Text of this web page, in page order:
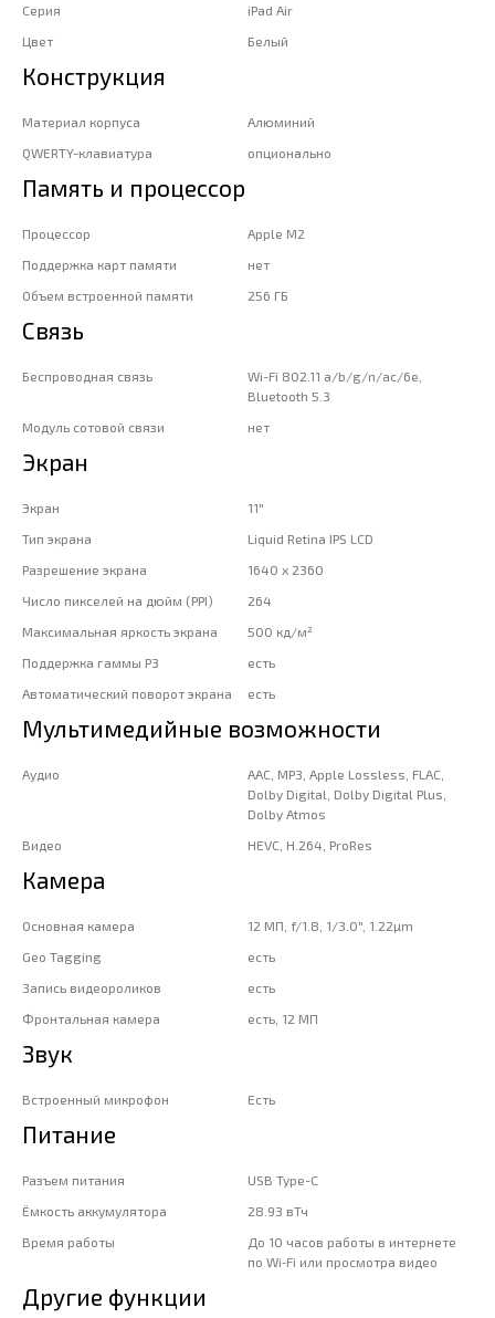
Серия
iPad Air
Цвет
Белый
Конструкция
Материал корпуса
Алюминий
QWERTY-клавиатура
опционально
Память и процессор
Процессор
Apple M2
Поддержка карт памяти
нет
Объем встроенной памяти
256 ГБ
Связь
Беспроводная связь
Wi-Fi 802.11 a/b/g/n/ac/6e,
Bluetooth 5.3
Модуль сотовой связи
нет
Экран
Экран
11"
Тип экрана
Liquid Retina IPS LCD
Разрешение экрана
1640 x 2360
Число пикселей на дюйм (PPI)
264
Максимальная яркость экрана
500 кд/м²
Поддержка гаммы P3
есть
Автоматический поворот экрана
есть
Мультимедийные возможности
Аудио
AAC, MP3, Apple Lossless, FLAC,
Dolby Digital, Dolby Digital Plus,
Dolby Atmos
Видео
HEVC, H.264, ProRes
Камера
Основная камера
12 МП, f/1.8, 1/3.0", 1.22µm
Geo Tagging
есть
Запись видеороликов
есть
Фронтальная камера
есть, 12 МП
Звук
Встроенный микрофон Есть
Питание
Разъем питания
USB Type-C
Ёмкость аккумулятора
28.93 вТч
Время работы
До 10 часов работы в интернете
по Wi‑Fi или просмотра видео
Другие функции